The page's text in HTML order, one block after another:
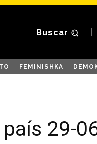
Buscar
FEMINISHKA
29-